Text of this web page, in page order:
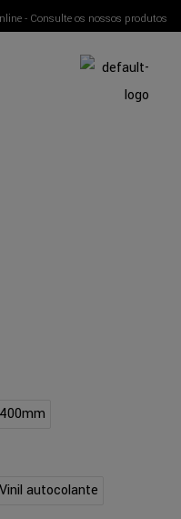
- Consulte os nossos produtos
Vinil autocolante